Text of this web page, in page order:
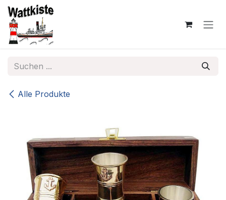
Zum Inhalt springen
Alle Produkte